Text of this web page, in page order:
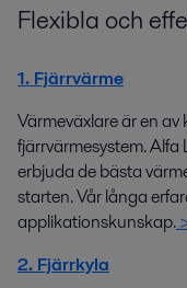
Flexibla och
1. Fjärrvärme
Värmeväxlare är en
fjärrvärmesystem.
erbjuda de bästa
starten. Vår långa
applikationskunskap.
2. Fjärrkyla